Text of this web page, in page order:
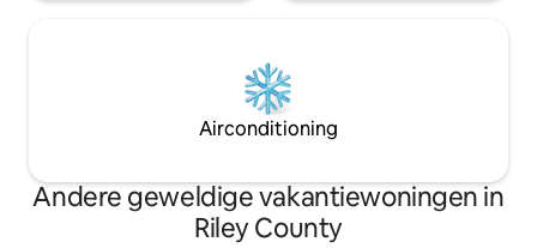
Airconditioning
Andere geweldige vakantiewoningen in
Riley County